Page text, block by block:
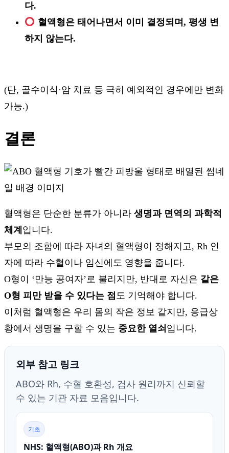
다.
혈액형은 태어나면서 이미 결정되며, 평생 변
하지 않는다.
(단, 골수이식·암 치료 등 극히 예외적인 경우에만 변화
가능.)
결론
혈액형은 단순한 분류가 아니라 생명과 면역의 과학적
체계 입니다.
부모의 조합에 따라 자녀의 혈액형이 정해지고, Rh 인
자에 따라 수혈이나 임신에도 영향을 줍니다.
O형이 ‘만능 공여자’로 불리지만, 반대로 자신은 같은
O형 피만 받을 수 있다는 점 도 기억해야 합니다.
이처럼 혈액형은 우리 몸의 작은 정보 같지만, 응급상
황에서 생명을 구할 수 있는 중요한 열쇠 입니다.
외부 참고 링크
ABO와 Rh, 수혈 호환성, 검사 원리까지 신뢰할
수 있는 기관 자료 모음입니다.
기초
NHS: 혈액형(ABO)과 Rh 개요